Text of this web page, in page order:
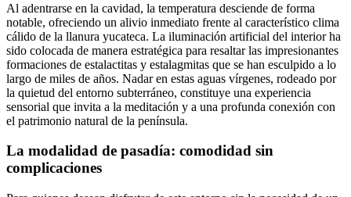
Al adentrarse en la cavidad, la temperatura desciende de forma
notable, ofreciendo un alivio inmediato frente al característico clima
cálido de la llanura yucateca. La iluminación artificial del interior ha
sido colocada de manera estratégica para resaltar las impresionantes
formaciones de estalactitas y estalagmitas que se han esculpido a lo
largo de miles de años. Nadar en estas aguas vírgenes, rodeado por
la quietud del entorno subterráneo, constituye una experiencia
sensorial que invita a la meditación y a una profunda conexión con
el patrimonio natural de la península.
La modalidad de pasadía: comodidad sin
complicaciones